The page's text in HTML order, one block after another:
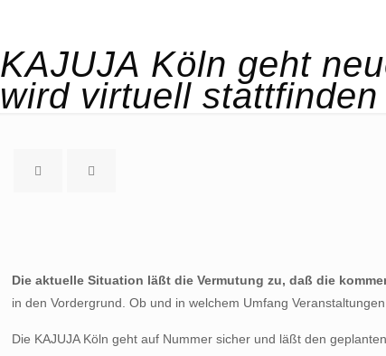
KAJUJA Köln geht
wird virtuell stattfinden
Die aktuelle Situation läßt die Vermutung zu, daß die
in den Vordergrund. Ob und in welchem Umfang
Die KAJUJA Köln geht auf Nummer sicher und läßt den